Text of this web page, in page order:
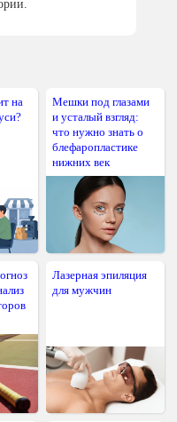
на
Мешки под глазами
и усталый взгляд:
что нужно знать о
блефаропластике
нижних век
Лазерная эпиляция
для мужчин